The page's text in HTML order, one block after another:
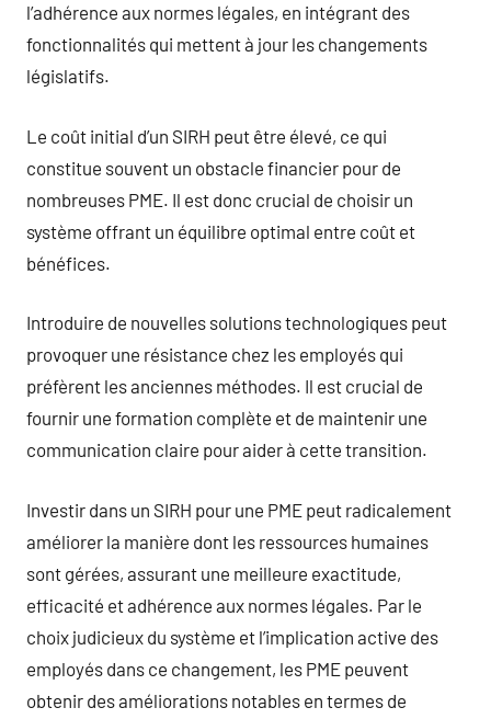
l’adhérence aux normes légales, en intégrant des
fonctionnalités qui mettent à jour les changements
législatifs.
Le coût initial d’un SIRH peut être élevé, ce qui
constitue souvent un obstacle financier pour de
nombreuses PME. Il est donc crucial de choisir un
système offrant un équilibre optimal entre coût et
bénéfices.
Introduire de nouvelles solutions technologiques peut
provoquer une résistance chez les employés qui
préfèrent les anciennes méthodes. Il est crucial de
fournir une formation complète et de maintenir une
communication claire pour aider à cette transition.
Investir dans un SIRH pour une PME peut radicalement
améliorer la manière dont les ressources humaines
sont gérées, assurant une meilleure exactitude,
efficacité et adhérence aux normes légales. Par le
choix judicieux du système et l’implication active des
employés dans ce changement, les PME peuvent
obtenir des améliorations notables en termes de